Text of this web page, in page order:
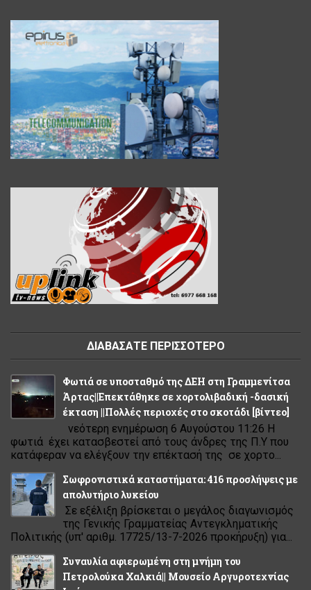
ΔΙΑΒΑΣΑΤΕ ΠΕΡΙΣΣΟΤΕΡΟ
Φωτιά σε υποσταθμό της ΔΕΗ στη Γραμμενίτσα
Άρτας||Επεκτάθηκε σε χορτολιβαδική -δασική
έκταση ||Πολλές περιοχές στο σκοτάδι [βίντεο]
νεότερη ενημέρωση 6 Αυγούστου 11:26 Η
φωτιά έχει κατασβεστεί από τους άνδρες της Π.Υ που
κατάφεραν να ελέγξουν την επέκτασή της σε χορτο...
Σωφρονιστικά καταστήματα: 416 προσλήψεις με
απολυτήριο λυκείου
Σε εξέλιξη βρίσκεται ο μεγάλος διαγωνισμός
της Γενικής Γραμματείας Αντεγκληματικής
Πολιτικής (υπ' αριθμ. 17725/13-7-2026 προκήρυξη) για...
Συναυλία αφιερωμένη στη μνήμη του
Πετρολούκα Χαλκιά|| Μουσείο Αργυροτεχνίας